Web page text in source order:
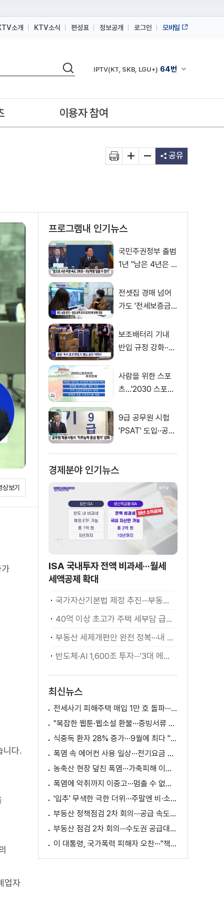
소개 KTV소식 편성표 정보공개 로그인 모바일
검색 채널안내 펼쳐
IPTV(KT, SKB, LGU+) 64번
IPTV(KT, SKB, LGU+)
이용자 참여
공유
보기
니다.
업자
프로그램내 인기뉴스
국민주권정부 출범
1년 "남은 4년은 8
전셋집 경매 넘어
가도 '전세보증금'
보조배터리 기내
반입 규정 강화··
사람을 위한 스포
츠…'2030 스포츠
9급 공무원 시험
'PSAT' 도입··공정
경제분야 인기뉴스
ISA 국내투자 전액 비과세···월세
세액공제 확대
국가자산기본법 제정 추진···부동산·주식 등 통합 관리
40억 이상 초고가 주택 세부담 급증···실수요자 보호 강화
부동산 세제개편안 완전 정복···내 세금 어떻게 달라지나? [K-정책 사용법]
반도체·AI 1,600조 투자···'3대 메가프로젝트' 속도
최신뉴스
전세사기 피해주택 매입 1만 호 돌파···피해 지원 속도
"복잡한 웹툰·웹소설 환불···증빙서류 요구까지"
식중독 환자 28% 증가···9월에 최다 "입추 방심 금물"
폭염 속 에어컨 사용 일상···전기요금 줄이려면?
농축산 현장 덮친 폭염···가축피해 이틀 새 28만 마리↑
폭염에 악취까지 이중고···멈출 수 없는 필수노동
'입추' 무색한 극한 더위···주말엔 비·소나기
부동산 정책점검 2차 회의···공급 속도전 본격화하나
부동산 점검 2차 회의···수도권 공급대책 논의
이 대통령, 국가폭력 피해자 오찬···"책임지고 치유"